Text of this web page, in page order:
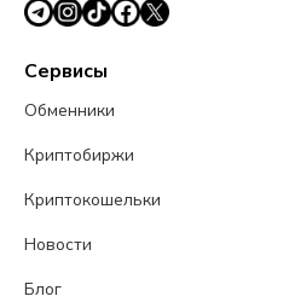
Сервисы
Обменники
Криптобиржи
Криптокошельки
Новости
Блог